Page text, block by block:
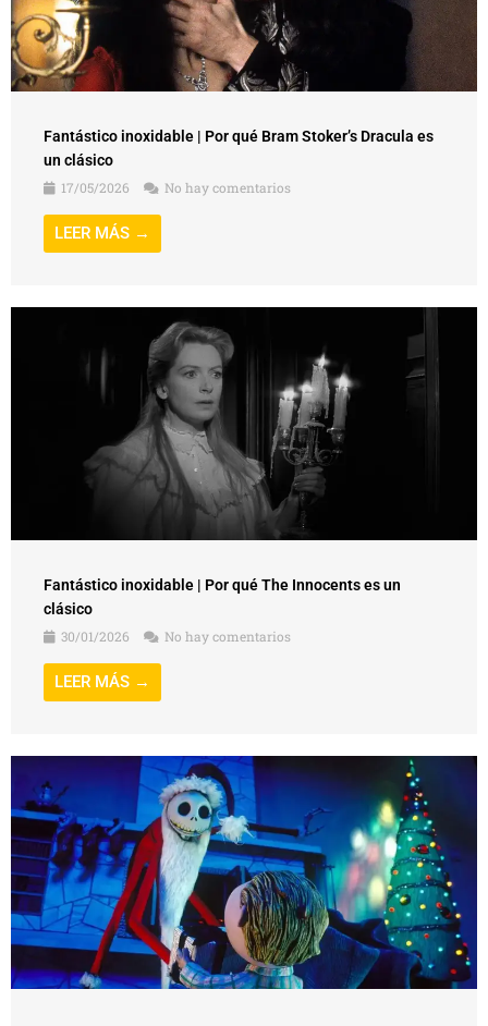
Fantástico inoxidable | Por qué Bram Stoker’s Dracula es
un clásico
17/05/2026
No hay comentarios
LEER MÁS →
Fantástico inoxidable | Por qué The Innocents es un
clásico
30/01/2026
No hay comentarios
LEER MÁS →